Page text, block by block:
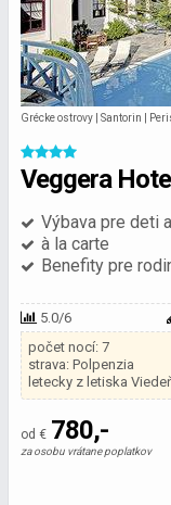
Grécke ostrovy | Santorin |
Veggera
Výbava pre deti a
à la carte
Benefity pre
5.0/6
počet nocí: 7
strava: Polpenzia
letecky z letiska
od € 780,-
za osobu vrátane poplatkov